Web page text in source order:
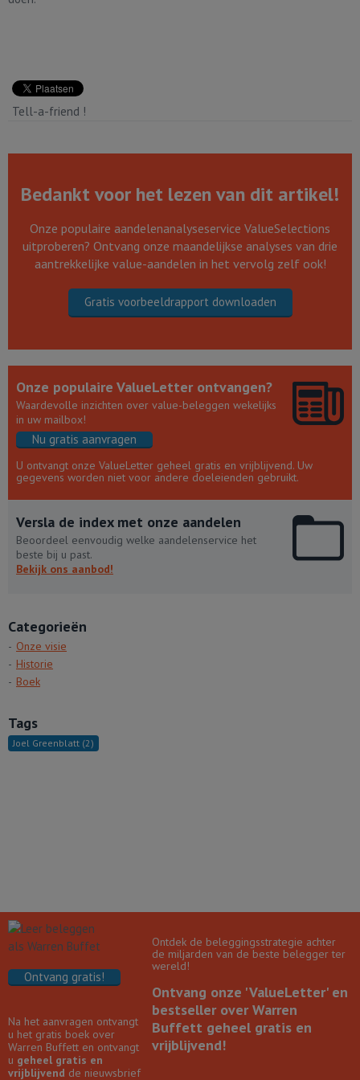
Tell-a-friend !
Bedankt voor het lezen van dit artikel!
Onze populaire aandelenanalyseservice ValueSelections
uitproberen? Ontvang onze maandelijkse analyses van drie
aantrekkelijke value-aandelen in het vervolg zelf ook!
Gratis voorbeeldrapport downloaden
Onze populaire ValueLetter ontvangen?
Waardevolle inzichten over value-beleggen wekelijks
in uw mailbox!
Nu gratis aanvragen
U ontvangt onze ValueLetter geheel gratis en vrijblijvend. Uw
gegevens worden niet voor andere doeleienden gebruikt.
Versla de index met onze aandelen
Beoordeel eenvoudig welke aandelenservice het
beste bij u past.
Bekijk ons aanbod!
Categorieën
Onze visie
Historie
Boek
Tags
Joel Greenblatt (2)
Ontdek de beleggingsstrategie achter
de miljarden van de beste belegger ter
wereld!
Ontvang onze 'ValueLetter' en
bestseller over Warren
Buffett geheel gratis en
vrijblijvend!
Ontvang gratis!
Na het aanvragen ontvangt
u het gratis boek over
Warren Buffett en ontvangt
u geheel gratis en
vrijblijvend de nieuwsbrief